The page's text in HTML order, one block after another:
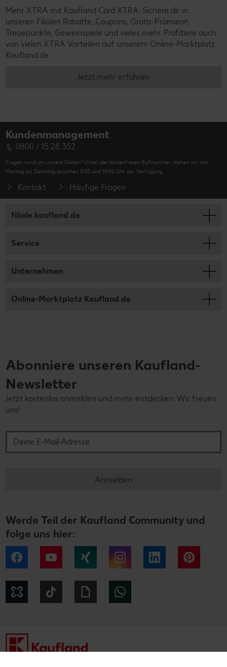
Mehr XTRA mit Kaufland Card XTRA: Sichere dir in
unseren Filialen Rabatte, Coupons, Gratis-Prämienᵖ,
Treuepunkte, Gewinnspiele und vieles mehr. Profitiere auch
von vielen XTRA Vorteilen auf unserem Online-Marktplatz
Kaufland.de
Jetzt mehr erfahren
Kundenmanagement
0800 / 15 28 352
Fragen rund um unsere Filialen? Unter der kostenfreien Rufnummer stehen wir von
Montag bis Samstag zwischen 8:00 und 19:00 Uhr zur Verfügung.
Kontakt Häufige Fragen
filiale.kaufland.de
Service
Unternehmen
Online-Marktplatz Kaufland.de
Abonniere unseren Kaufland-
Newsletter
Jetzt kostenlos anmelden und mehr entdecken. Wir freuen
uns!
Anmelden
Werde Teil der Kaufland Community und
folge uns hier:
Facebook YouTube Instagram LinkedIn
Kununu Giphy